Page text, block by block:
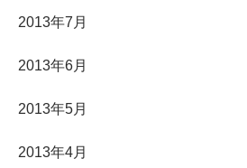
2013年7月
2013年6月
2013年5月
2013年4月